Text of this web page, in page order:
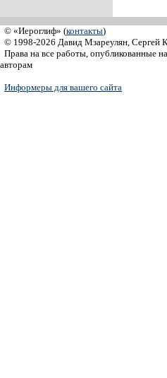
© «Иероглиф» (контакты)
© 1998-2026 Давид Мзареулян, Сергей
Права на все работы, опубликованные
авторам
Информеры для вашего сайта